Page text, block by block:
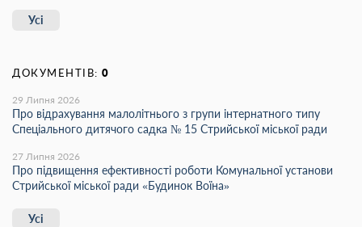
Усі
ДОКУМЕНТІВ: 0
29 Липня 2026
Про відрахування малолітнього з групи інтернатного типу
Спеціального дитячого садка № 15 Стрийської міської ради
27 Липня 2026
Про підвищення ефективності роботи Комунальної установи
Стрийської міської ради «Будинок Воїна»
Усі